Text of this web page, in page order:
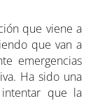
que viene a
que van a
emergencias
Ha sido una
que la